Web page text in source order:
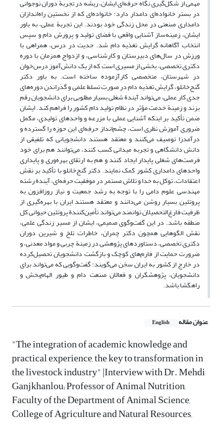
مهمی از شکل‌گیری نگاه حرفه‌ای ایشان، ریشه در تجربة دوران نوجوانی
در بستر خانواده‌ای دامدار دارد؛ خانواده‌ای که از نخستین راه‌اندازان
دامداری صنعتی در محل زندگی خود بودند. این تجربة عملی، به باور
ایشان، زمینه‌ساز آشنایی واقعی با فضای تولید و پرورش دام و سپس
انتخاب آگاهانه گرایش تغذیه دام شد. جدیت در درس، همراهی با
ورزش در سال‌های دبیرستان و کارشناسی، و ازدواج همزمان با دوره
دکتری تخصصی، بخشی از مسیری است که از یک دانش‌آموز درس‌خوان
در شهرستان، متخصصی کارآزموده ساخته است. به باور دکتر
گنج‌خانلو، گرایش تغذیه دام در صورت تسلط علمی و گذراندن دوره‌های
جدی کار عملی، می‌تواند آیندة شغلی بسیار مطلوبی برای دانشجویان رقم
بزند و زمینة خدمت مؤثر در نظام تولید دام کشور را فراهم کند. ایشان
ضمن تأکید بر اینکه آشنایی عملی با مزرعه و واحدهای تولیدی، مکمل
ضروری آموزش نظری است، چشم‌انداز حرفه‌ای این حوزه را گسترده و
درآمدزا توصیف می‌کنند و معتقد هستند دانشجویانی که تلفیقی از
دانش دانشگاهی و تجربه میدانی کسب کنند، می‌توانند هم برای خود
فرصت‌های شغلی پایدار ایجاد کنند و هم به ارتقای بهره‌وری و پایداری
واحدهای دامداری کشور کمک نمایند. دکتر گنج‌خانلو با تأکید بر نقش
اعتقادات، توکل به خدا و تلاش مستمر در موفقیت حرفه‌ای، آیندة رشته
مهندسی علوم دامی را با توجه به رشد جمعیت و نیاز روزافزون به
پروتئین بسیار روشن می‌دانند و معتقد هستند ایران با بهره‌گیری از
ظرفیت فارغ‌التحصیلان توانمند می‌تواند تأمین‌کنندة پروتئین حیوانی کل
منطقه باشد. در این گفت‌وگوی صمیمی، ایشان از مسیر زندگی علمی،
نقش الگوهایی همچون دکتر چمران، خاطرات تلخ و شیرین دوران
دکتری تخصصی، دستاوردهای پژوهشی در زمینة چربی و مواد معدنی، و
ضرورت حمایت از فارم‌های کوچک و بازگشت دانشجویان تحصیل‌کرده
در خارج از کشور به ایران سخن می‌گویند؛ گفت‌وگویی که می‌تواند برای
دانشجویان، پژوهشگران و فعالان صنعت دام و طیور الهام‌بخش و
راهگشا باشد.
عنوان مقاله English
"The integration of academic knowledge and
practical experience, the key to transformation in
the livestock industry" |Interview with Dr. Mehdi
Ganjkhanlou; Professor of Animal Nutrition,
Faculty of the Department of Animal Science,
College of Agriculture and Natural Resources,